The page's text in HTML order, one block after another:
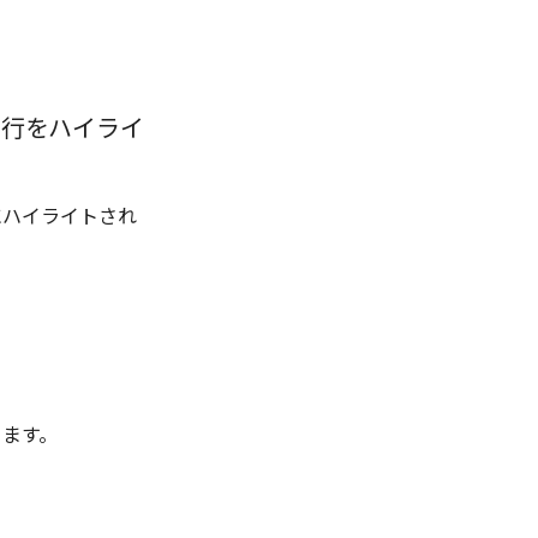
をハイライ
イライトされ
す。